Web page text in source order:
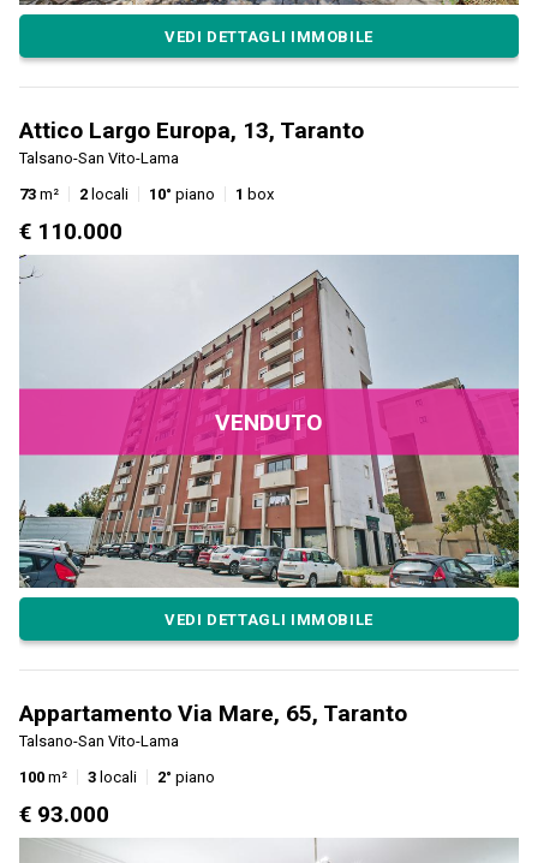
VEDI DETTAGLI IMMOBILE
Attico Largo Europa, 13, Taranto
Talsano-San Vito-Lama
73 m² 2 locali 10° piano 1 box
€ 110.000
VENDUTO
VEDI DETTAGLI IMMOBILE
Appartamento Via Mare, 65, Taranto
Talsano-San Vito-Lama
100 m² 3 locali 2° piano
€ 93.000